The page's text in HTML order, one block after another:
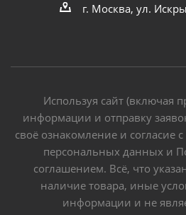
г. Москва, ул.
Используя сайт (включая
информации и отправку
своё ознакомление и согласие
персональных данных и
соглашением. Всё, что
наличие товара, иные
информации и не